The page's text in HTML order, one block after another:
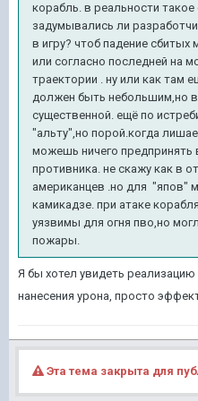
корабль. в реальности
задумывались ли
в игру? чтоб падение
или согласно последней на
траектории . ну или как там
должен быть небольшим,но
существенной. ещё по
"альту",но порой.когда
можешь ничего предпринять
противника. не скажу как в
американцев .но для "япов"
камикадзе. при атаке
уязвимы для огня пво,но
пожары.
Я бы хотел увидеть
нанесения урона, просто
Эта тема закрыта для